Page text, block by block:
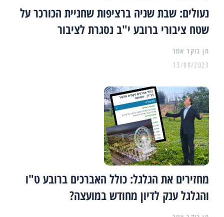
נעולים: שבת שניה ברציפות שחניית הכורכר על
שטח ציבורי ברובע י"ב נסגרת לציבור
13/08/2023
מחזירים את הגלגל: כולל האברכים ברובע ט"ו
והגלגל ענק לדיון מחודש במועצה?